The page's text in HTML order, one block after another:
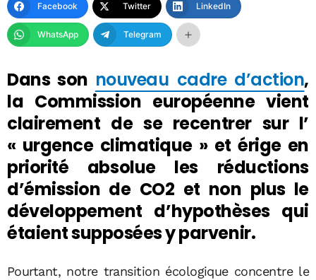
Facebook Twitter LinkedIn
WhatsApp Telegram
Dans son nouveau cadre d’action,
la Commission européenne vient
clairement de se recentrer sur l’
« urgence climatique » et érige en
priorité absolue les réductions
d’émission de CO2 et non plus le
développement d’hypothèses qui
étaient supposées y parvenir.
Pourtant, notre transition écologique concentre le